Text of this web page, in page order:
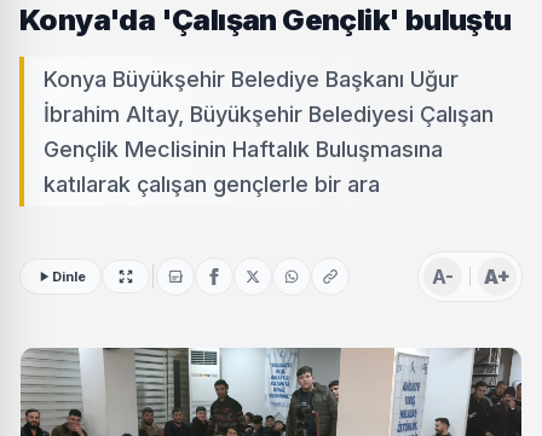
Konya'da 'Çalışan Gençlik' buluştu
Konya Büyükşehir Belediye Başkanı Uğur
İbrahim Altay, Büyükşehir Belediyesi Çalışan
Gençlik Meclisinin Haftalık Buluşmasına
katılarak çalışan gençlerle bir ara
Dinle A- A+